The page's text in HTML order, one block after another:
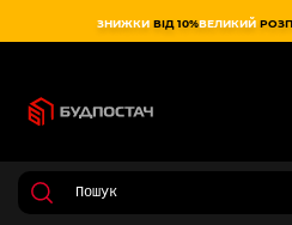
ЗНИЖКИ ВІД 10%ВЕЛИКИЙ